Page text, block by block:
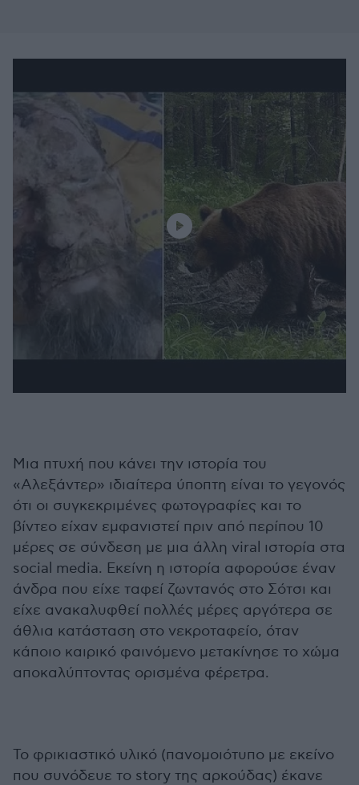
Μια πτυχή που κάνει την ιστορία του
«Αλεξάντερ» ιδιαίτερα ύποπτη είναι το γεγονός
ότι οι συγκεκριμένες φωτογραφίες και το
βίντεο είχαν εμφανιστεί πριν από περίπου 10
μέρες σε σύνδεση με μια άλλη viral ιστορία στα
social media. Εκείνη η ιστορία αφορούσε έναν
άνδρα που είχε ταφεί ζωντανός στο Σότσι και
είχε ανακαλυφθεί πολλές μέρες αργότερα σε
άθλια κατάσταση στο νεκροταφείο, όταν
κάποιο καιρικό φαινόμενο μετακίνησε το χώμα
αποκαλύπτοντας ορισμένα φέρετρα.
Το φρικιαστικό υλικό (πανομοιότυπο με εκείνο
που συνόδευε το story της αρκούδας) έκανε